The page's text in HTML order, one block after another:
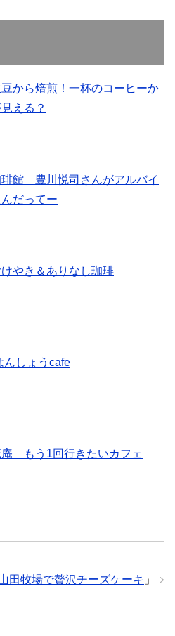
から焙煎！一杯のコーヒーか
える？
琲館 豊川悦司さんがアルバイ
んだってー
やき＆ありなし珈琲
んしょうcafe
もう1回行きたいカフェ
田牧場で贅沢チーズケーキ 」